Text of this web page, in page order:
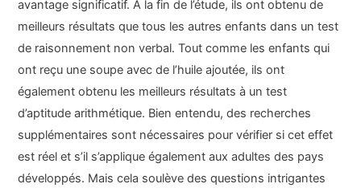
avantage significatif. À la fin de l’étude, ils ont obtenu de
meilleurs résultats que tous les autres enfants dans un test
de raisonnement non verbal. Tout comme les enfants qui
ont reçu une soupe avec de l’huile ajoutée, ils ont
également obtenu les meilleurs résultats à un test
d’aptitude arithmétique. Bien entendu, des recherches
supplémentaires sont nécessaires pour vérifier si cet effet
est réel et s’il s’applique également aux adultes des pays
développés. Mais cela soulève des questions intrigantes